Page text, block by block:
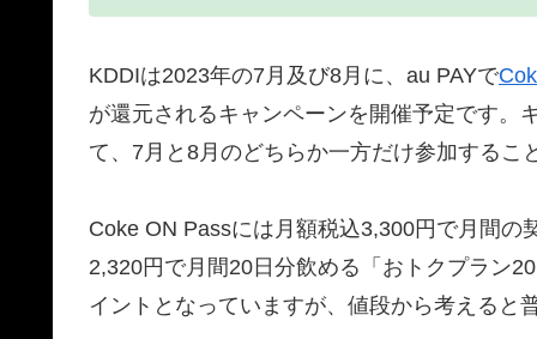
KDDIは2023年の7月及び8月に、au PAYで
が還元されるキャンペーンを開催予定です。
て、7月と8月のどちらか一方だけ参加するこ
Coke ON Passには月額税込3,300円で月間
2,320円で月間20日分飲める「おトクプラン
イントとなっていますが、値段から考えると